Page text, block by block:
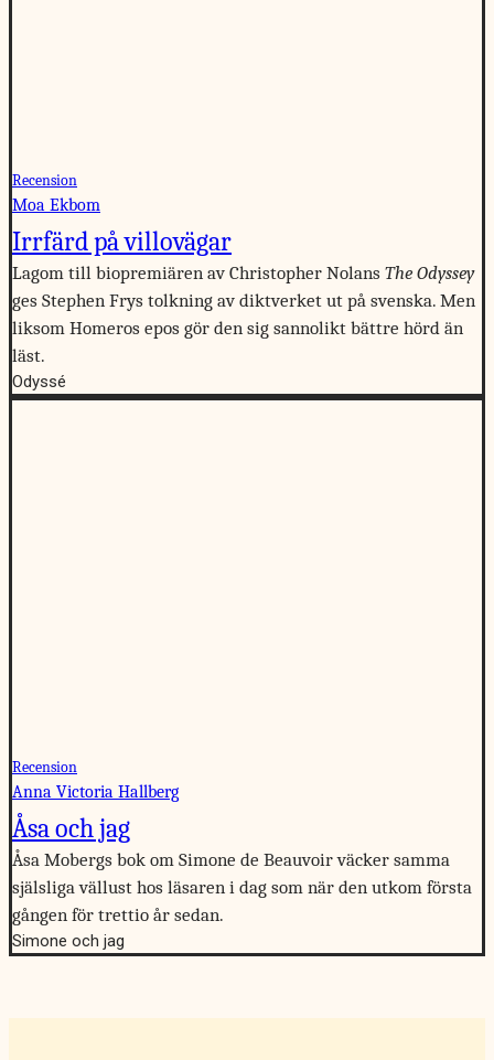
Recension
Moa Ekbom
Irrfärd på villovägar
Lagom till biopremiären av Christopher Nolans The Odyssey
ges Stephen Frys tolkning av diktverket ut på svenska. Men
liksom Homeros epos gör den sig sannolikt bättre hörd än
läst.
Odyssé
Recension
Anna Victoria Hallberg
Åsa och jag
Åsa Mobergs bok om Simone de Beauvoir väcker samma
själsliga vällust hos läsaren i dag som när den utkom första
gången för trettio år sedan.
Simone och jag